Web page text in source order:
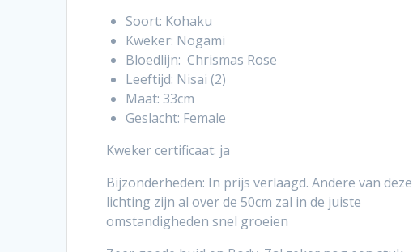
was:
€ 795,00.
Soort: Kohaku
Kweker: Nogami
Bloedlijn: Chrismas Rose
Leeftijd: Nisai (2)
Maat: 33cm
Geslacht: Female
Kweker certificaat: ja
Bijzonderheden: In prijs verlaagd. Andere van deze
lichting zijn al over de 50cm zal in de juiste
omstandigheden snel groeien